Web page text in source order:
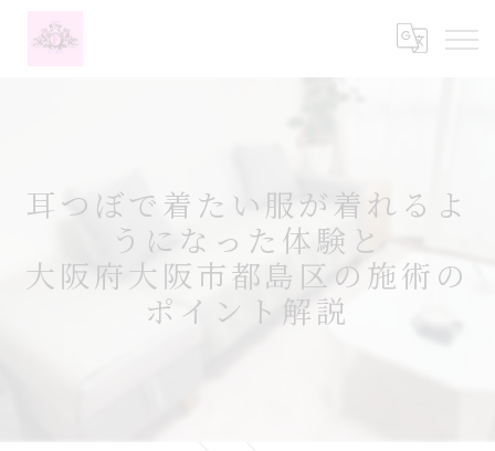
耳つぼで着たい服が着れるよ
うになった体験と
大阪府大阪市都島区の施術の
ポイント解説